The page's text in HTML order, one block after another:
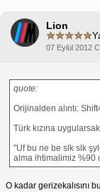
Soru
için
teklif
Bu taktikleri
başarı
sabırlı ve
Başarı,
Lion
07 Eylül 2012
quote:
Orijinalden alıntı:
Türk kızına
"Uf bu ne be slk slk
alma ihtimalimiz %90
O kadar gerizekalısını